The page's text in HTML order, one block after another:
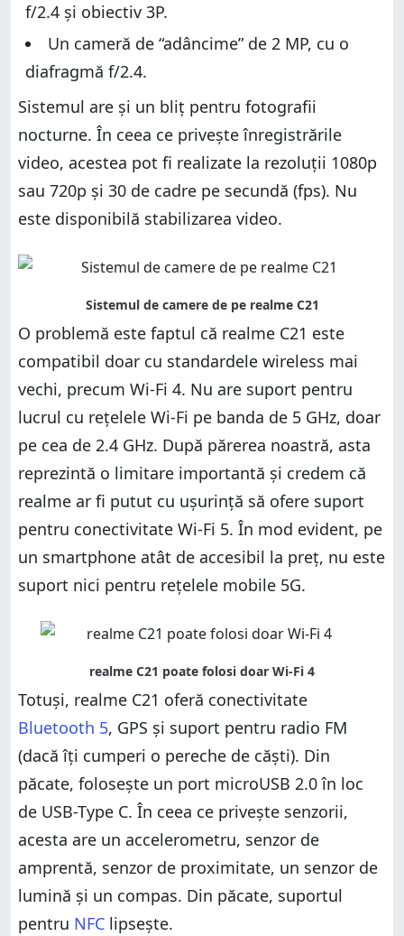
f/2.4 și obiectiv 3P.
Un cameră de “adâncime” de 2 MP, cu o
diafragmă f/2.4.
Sistemul are și un bliț pentru fotografii
nocturne. În ceea ce privește înregistrările
video, acestea pot fi realizate la rezoluții 1080p
sau 720p și 30 de cadre pe secundă (fps). Nu
este disponibilă stabilizarea video.
O problemă este faptul că realme C21 este
compatibil doar cu standardele wireless mai
vechi, precum Wi-Fi 4. Nu are suport pentru
lucrul cu rețelele Wi-Fi pe banda de 5 GHz, doar
pe cea de 2.4 GHz. După părerea noastră, asta
reprezintă o limitare importantă și credem că
realme ar fi putut cu ușurință să ofere suport
pentru conectivitate Wi-Fi 5. În mod evident, pe
un smartphone atât de accesibil la preț, nu este
suport nici pentru rețelele mobile 5G.
Totuși, realme C21 oferă conectivitate
Bluetooth 5, GPS și suport pentru radio FM
(dacă îți cumperi o pereche de căști). Din
păcate, folosește un port microUSB 2.0 în loc
de USB-Type C. În ceea ce privește senzorii,
acesta are un accelerometru, senzor de
amprentă, senzor de proximitate, un senzor de
lumină și un compas. Din păcate, suportul
pentru NFC lipsește.